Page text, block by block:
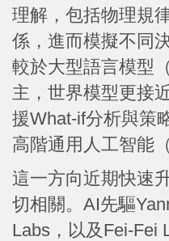
理解，包括物理規
係，進而模擬不同
較於大型語言模型
主，世界模型更接
援What-if分析與策
高階通用人工智能
這一方向近期快速
切相關。AI先驅
Labs，以及Fei-Fei